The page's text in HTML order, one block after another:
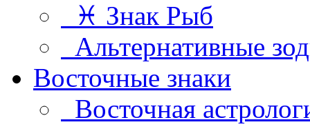
♓ Знак Рыб
Альтернативные
Восточные знаки
Восточная